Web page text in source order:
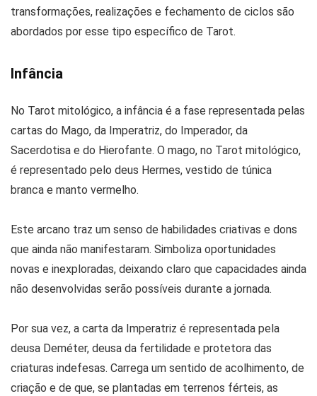
transformações, realizações e fechamento de ciclos são
abordados por esse tipo específico de Tarot.
Infância
No Tarot mitológico, a infância é a fase representada pelas
cartas do Mago, da Imperatriz, do Imperador, da
Sacerdotisa e do Hierofante. O mago, no Tarot mitológico,
é representado pelo deus Hermes, vestido de túnica
branca e manto vermelho.
Este arcano traz um senso de habilidades criativas e dons
que ainda não manifestaram. Simboliza oportunidades
novas e inexploradas, deixando claro que capacidades ainda
não desenvolvidas serão possíveis durante a jornada.
Por sua vez, a carta da Imperatriz é representada pela
deusa Deméter, deusa da fertilidade e protetora das
criaturas indefesas. Carrega um sentido de acolhimento, de
criação e de que, se plantadas em terrenos férteis, as